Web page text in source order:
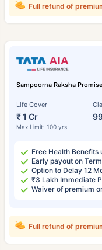
Full refund of
Sampoorna Raksha Promise
Life Cover
₹ 1 Cr
Max Limit: 100 yrs
Free Health
Early payout on
Option to Delay 12
₹3 Lakh Immediate
Waiver of premium
Full refund of